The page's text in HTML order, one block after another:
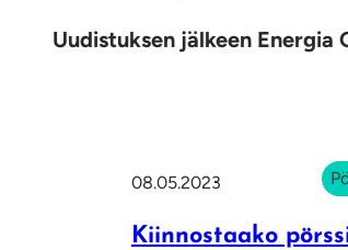
Uudistuksen jälkeen
08.05.2023
Kiinnostaako